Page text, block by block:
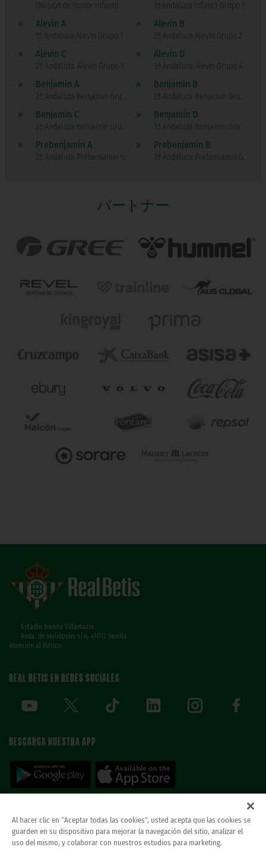
División de Honor Infantil 1ª Andaluza Infantil Grupo 1
» Alevín A
1ª Andaluza Alevín Grupo 1
» Alevín B
2ª Andaluza Alevín Grupo 2
» Alevín C
2ª Andaluza Alevín Grupo 1
» Alevín D
3ª Andaluza Alevín Grupo 4
» Benjamín A
2ª Andaluza Benjamin Grupo 2
» Benjamín B
2ª Andaluza Benjamin Grupo 1
» Benjamín C
3ª Andaluza Benjamin Grupo 1
» Benjamín D
3ª Andaluza Benjamin Grupo 4
» Prebenjamín A
3ª Andaluza Prebenjamin Grupo 2
» Prebenjamín B
3ª Andaluza Prebenjamin Grupo 1
パートナー
Estadio Benito Villamarín
Avda. de Heliópolis s/n, 41012 Sevilla
Atención al Bético
REAL BETIS EN REDES SOCIALES
DESCARGA NUESTRA APP
© REAL BETIS BALOMPIE.当ウェブサイトは唯一のレアル・ベティス・バロン
ピエ公式ウェブサイトです。無断複製禁止。.
Al hacer clic en “Aceptar todas las cookies”, usted acepta que las cookies se
guarden en su dispositivo para mejorar la navegación del sitio, analizar el
uso del mismo, y colaborar con nuestros estudios para marketing.